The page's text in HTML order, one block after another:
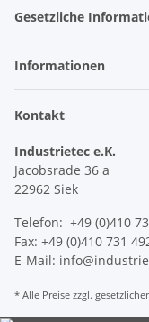
Gesetzliche
Informationen
Kontakt
Industrietec e.K.
Jacobsrade 36 a
22962 Siek
Telefon: +49 (0)410
Fax: +49 (0)410 731
E-Mail:
* Alle Preise zzgl.